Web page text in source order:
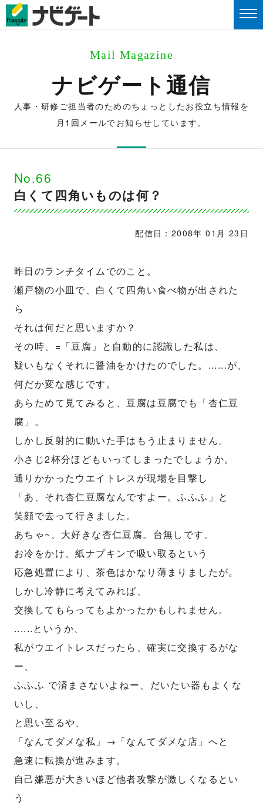
Mail Magazine
ナビゲート通信
人事・研修ご担当者のためのちょっとしたお役立ち情報を
月1回メールでお知らせしています。
No.66
白くて四角いものは何？
配信日：2008年 01月 23日
昨日のランチタイムでのこと。
瀬戸物の小皿で、白くて四角い食べ物が出された
ら
それは何だと思いますか？
その時、=「豆腐」と自動的に認識した私は、
疑いもなくそれに醤油をかけたのでした。......が、
何だか変な感じです。
あらためて見てみると、豆腐は豆腐でも「杏仁豆
腐」。
しかし反射的に動いた手はもう止まりません。
小さじ2杯分ほどもいってしまったでしょうか。
通りかかったウエイトレスが現場を目撃し
「あ、それ杏仁豆腐なんですよー。ふふふ」と
笑顔で去って行きました。
あちゃ~、大好きな杏仁豆腐。台無しです。
お冷をかけ、紙ナプキンで吸い取るという
応急処置により、茶色はかなり薄まりましたが。
しかし冷静に考えてみれば、
交換してもらってもよかったかもしれません。
......というか、
私がウエイトレスだったら、確実に交換するがな
ー、
ふふふ で済まさないよねー、だいたい器もよくな
いし、
と思い至るや、
「なんてダメな私」→「なんてダメな店」へと
急速に転換が進みます。
自己嫌悪が大きいほど他者攻撃が激しくなるとい
う